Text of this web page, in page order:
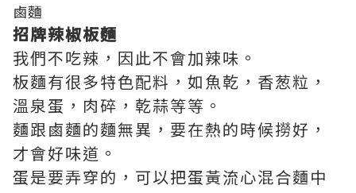
鹵麵
招牌辣椒板麵
我們不吃辣，因此不會加辣味。
板麵有很多特色配料，如魚乾，香葱粒，
溫泉蛋，肉碎，乾蒜等等。
麵跟鹵麵的麵無異，要在熱的時候撈好，
才會好味道。
蛋是要弄穿的，可以把蛋黃流心混合麵中